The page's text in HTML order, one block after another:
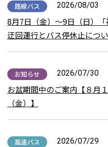
2026/08/03
路線バス
8月7日（金）～9日（日）
迂回運行とバス停休止につ
2026/07/30
お知らせ
お盆期間中のご案内【８月
（金）】
2026/07/29
高速バス